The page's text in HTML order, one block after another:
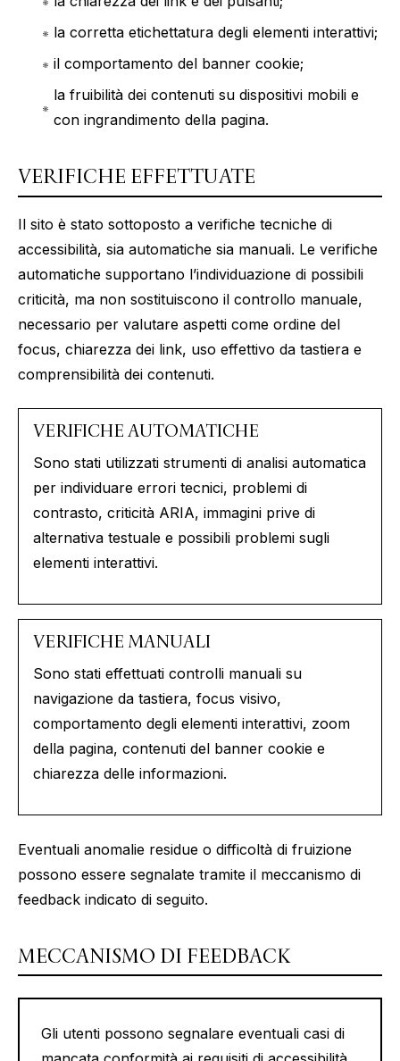
la corretta etichettatura degli elementi interattivi;
il comportamento del banner cookie;
la fruibilità dei contenuti su dispositivi mobili e
con ingrandimento della pagina.
VERIFICHE EFFETTUATE
Il sito è stato sottoposto a verifiche tecniche di
accessibilità, sia automatiche sia manuali. Le verifiche
automatiche supportano l’individuazione di possibili
criticità, ma non sostituiscono il controllo manuale,
necessario per valutare aspetti come ordine del
focus, chiarezza dei link, uso effettivo da tastiera e
comprensibilità dei contenuti.
VERIFICHE AUTOMATICHE
Sono stati utilizzati strumenti di analisi automatica
per individuare errori tecnici, problemi di
contrasto, criticità ARIA, immagini prive di
alternativa testuale e possibili problemi sugli
elementi interattivi.
VERIFICHE MANUALI
Sono stati effettuati controlli manuali su
navigazione da tastiera, focus visivo,
comportamento degli elementi interattivi, zoom
della pagina, contenuti del banner cookie e
chiarezza delle informazioni.
Eventuali anomalie residue o difficoltà di fruizione
possono essere segnalate tramite il meccanismo di
feedback indicato di seguito.
MECCANISMO DI FEEDBACK
Gli utenti possono segnalare eventuali casi di